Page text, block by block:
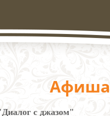
Афиша
с джазом"